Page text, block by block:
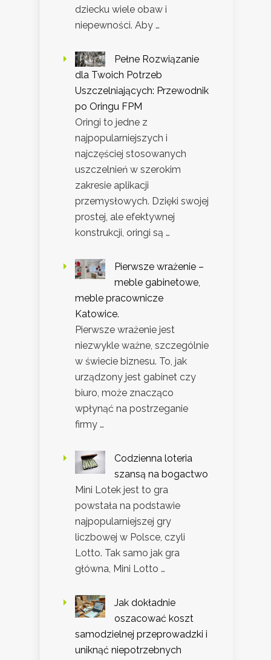
dziecku wiele obaw i
niepewności. Aby …
Pełne Rozwiązanie
dla Twoich Potrzeb
Uszczelniających: Przewodnik
po Oringu FPM
Oringi to jedne z
najpopularniejszych i
najczęściej stosowanych
uszczelnień w szerokim
zakresie aplikacji
przemysłowych. Dzięki swojej
prostej, ale efektywnej
konstrukcji, oringi są …
Pierwsze wrażenie –
meble gabinetowe,
meble pracownicze
Katowice.
Pierwsze wrażenie jest
niezwykle ważne, szczególnie
w świecie biznesu. To, jak
urządzony jest gabinet czy
biuro, może znacząco
wpłynąć na postrzeganie
firmy …
Codzienna loteria
szansą na bogactwo
Mini Lotek jest to gra
powstała na podstawie
najpopularniejszej gry
liczbowej w Polsce, czyli
Lotto. Tak samo jak gra
główna, Mini Lotto …
Jak dokładnie
oszacować koszt
samodzielnej przeprowadzki i
uniknąć niepotrzebnych